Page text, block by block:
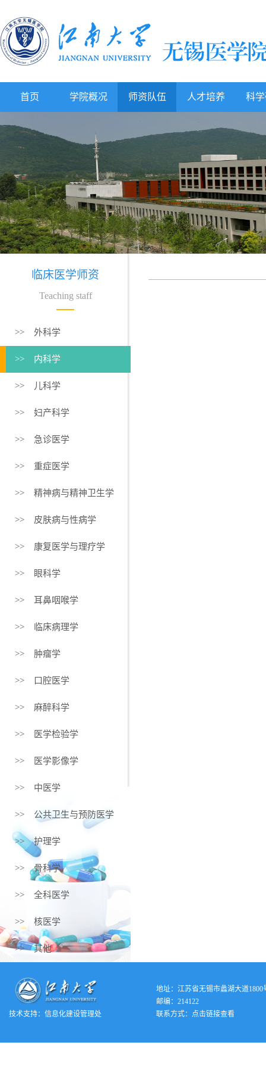
首页 学院概况 师资队伍 人才培养 科
临床医学师资
Teaching staff
>> 外科学
>> 内科学
>> 儿科学
>> 妇产科学
>> 急诊医学
>> 重症医学
>> 精神病与精神卫生学
>> 皮肤病与性病学
>> 康复医学与理疗学
>> 眼科学
>> 耳鼻咽喉学
>> 临床病理学
>> 肿瘤学
>> 口腔医学
>> 麻醉科学
>> 医学检验学
>> 医学影像学
>> 中医学
>> 公共卫生与预防医学
>> 护理学
>> 骨科学
>> 全科医学
>> 核医学
>> 其他
技术支持： 信息化建设管理处
地址：江苏省无锡市蠡湖大道1800
邮编：214122
联系方式：
点击链接查看